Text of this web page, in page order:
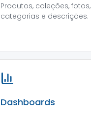
Produtos, coleções, fotos,
categorias e descrições.
Dashboards